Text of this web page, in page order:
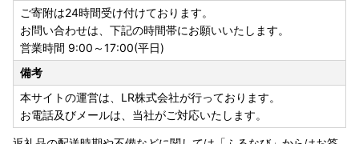
■住所の入力誤りについて
転居前の住所になっている・番地や建物名が不足しているな
ど、
「申込者情報」および「配送先・送付先」を今一度ご確認く
ださい。
■返礼品の受け取りについて
受け取りができない期間がある場合や、転居のご予定がある
ご寄附は24時間受け付けております。
お問い合わせは、下記の時間帯にお願いいたします。
営業時間 9:00～17:00(平日)
備考
本サイトの運営は、LR株式会社が行っております。
お電話及びメールは、当社がご対応いたします。